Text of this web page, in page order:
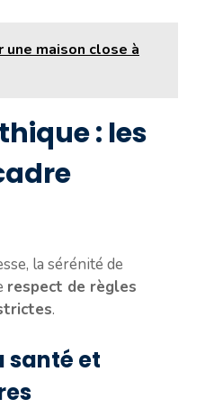
une maison close à
: les
la sérénité de
respect de règles
.
santé et